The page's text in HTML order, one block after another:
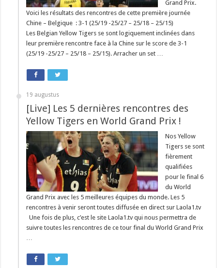
Grand Prix.
Voici les résultats des rencontres de cette première journée
Chine – Belgique : 3-1 (25/19 -25/27 – 25/18 – 25/15)
Les Belgian Yellow Tigers se sont logiquement inclinées dans
leur première rencontre face à la Chine sur le score de 3-1
(25/19 -25/27 – 25/18 – 25/15). Arracher un set …
19 augustus
[Live] Les 5 dernières rencontres des
Yellow Tigers en World Grand Prix !
Nos Yellow
Tigers se sont
fièrement
qualifiées
pour le final 6
du World
Grand Prix avec les 5 meilleures équipes du monde. Les 5
rencontres à venir seront toutes diffusée en direct sur Laola1.tv
Une fois de plus, c’est le site Laola1.tv qui nous permettra de
suivre toutes les rencontres de ce tour final du World Grand Prix
…